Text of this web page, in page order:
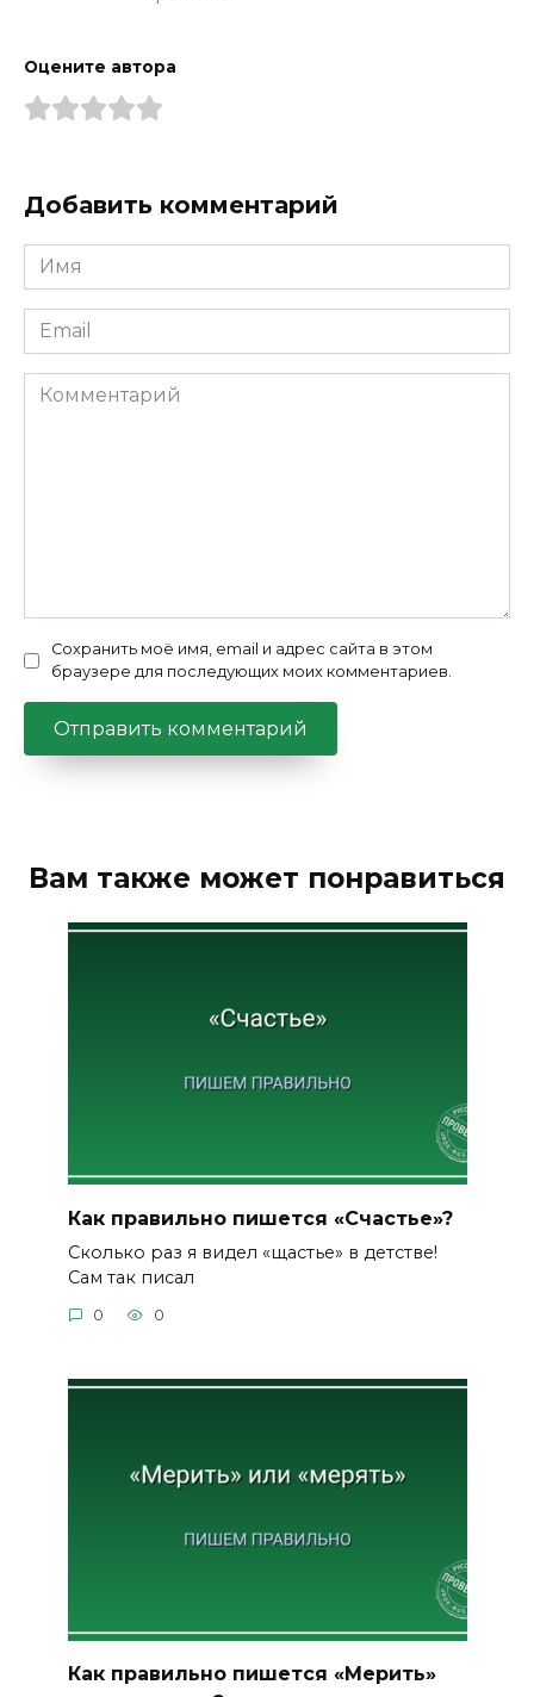
Оцените автора
Добавить комментарий
Имя
*
Email
*
Комментарий
Сохранить моё имя, email и адрес сайта в этом
браузере для последующих моих комментариев.
Вам также может понравиться
Как правильно пишется «Счастье»?
Сколько раз я видел «щастье» в детстве!
Сам так писал
0 0
Как правильно пишется «Мерить»